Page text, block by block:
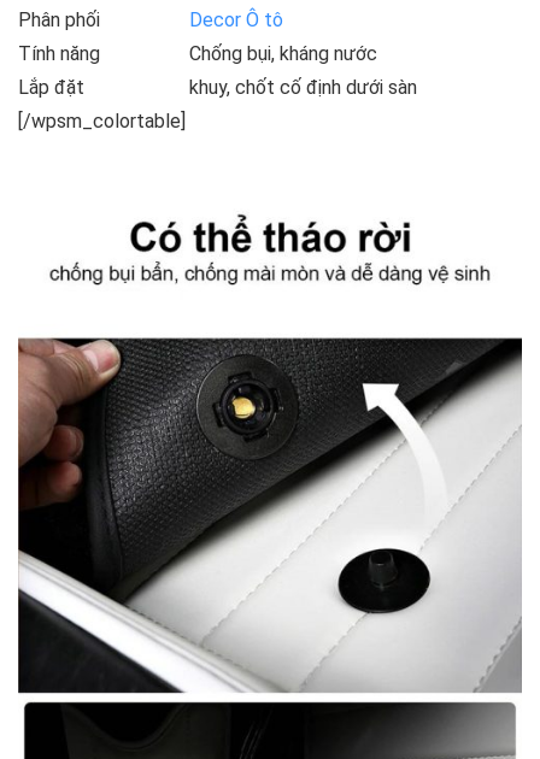
Phân phối
Decor Ô tô
Tính năng
Chống bụi, kháng nước
Lắp đặt
khuy, chốt cố định dưới sàn
[/wpsm_colortable]